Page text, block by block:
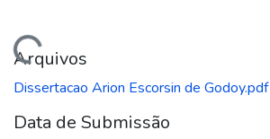
Arquivos
Dissertacao Arion Escorsin de Godoy.pdf
Data de Submissão